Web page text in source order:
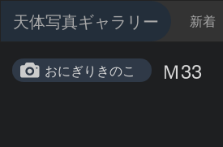
天体写真ギャラリー 新着
おにぎりきのこ Ｍ33